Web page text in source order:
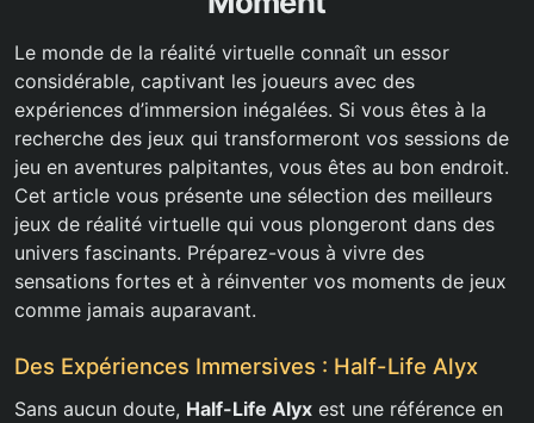
Le monde de la réalité virtuelle connaît un essor
considérable, captivant les joueurs avec des
expériences d’immersion inégalées. Si vous êtes à la
recherche des jeux qui transformeront vos sessions de
jeu en aventures palpitantes, vous êtes au bon endroit.
Cet article vous présente une sélection des meilleurs
jeux de réalité virtuelle qui vous plongeront dans des
univers fascinants. Préparez-vous à vivre des
sensations fortes et à réinventer vos moments de jeux
comme jamais auparavant.
Des Expériences Immersives : Half-Life Alyx
Sans aucun doute, Half-Life Alyx est une référence en